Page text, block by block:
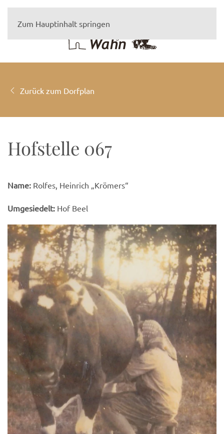
Zum Hauptinhalt springen
Zurück zum Dorfplan
Hofstelle 067
Name: Rolfes, Heinrich „Krömers“
Umgesiedelt: Hof Beel